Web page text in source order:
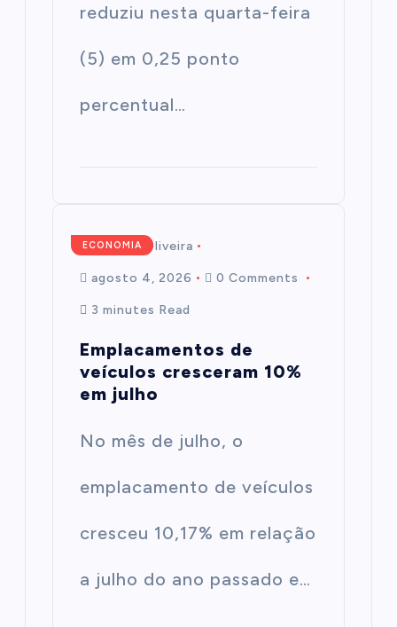
reduziu nesta quarta-feira
(5) em 0,25 ponto
percentual…
ECONOMIA
Mairim de Oliveira
agosto 4, 2026 0 Comments
3 minutes Read
Emplacamentos de
veículos cresceram 10%
em julho
No mês de julho, o
emplacamento de veículos
cresceu 10,17% em relação
a julho do ano passado e…